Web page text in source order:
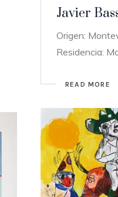
Javier
Origen:
Residencia:
READ MORE